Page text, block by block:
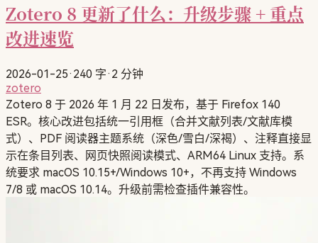
Zotero 8 更新了什么：升级步骤 + 重点
改进速览
2026-01-25· 240 字· 2 分钟
zotero
Zotero 8 于 2026 年 1 月 22 日发布，基于 Firefox 140
ESR。核心改进包括统一引用框（合并文献列表/文献库模
式）、PDF 阅读器主题系统（深色/雪白/深褐）、注释直接显
示在条目列表、网页快照阅读模式、ARM64 Linux 支持。系
统要求 macOS 10.15+/Windows 10+，不再支持 Windows
7/8 或 macOS 10.14。升级前需检查插件兼容性。